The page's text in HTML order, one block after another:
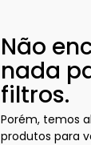
Não
nada
filtros.
Porém, temos
produtos para